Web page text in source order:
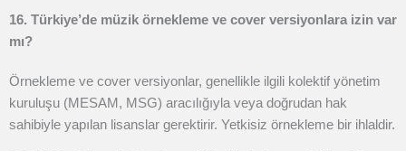
16. Türkiye’de müzik örnekleme ve cover versiyonlara izin var
mı?
Örnekleme ve cover versiyonlar, genellikle ilgili kolektif yönetim
kuruluşu (MESAM, MSG) aracılığıyla veya doğrudan hak
sahibiyle yapılan lisanslar gerektirir. Yetkisiz örnekleme bir ihlaldir.